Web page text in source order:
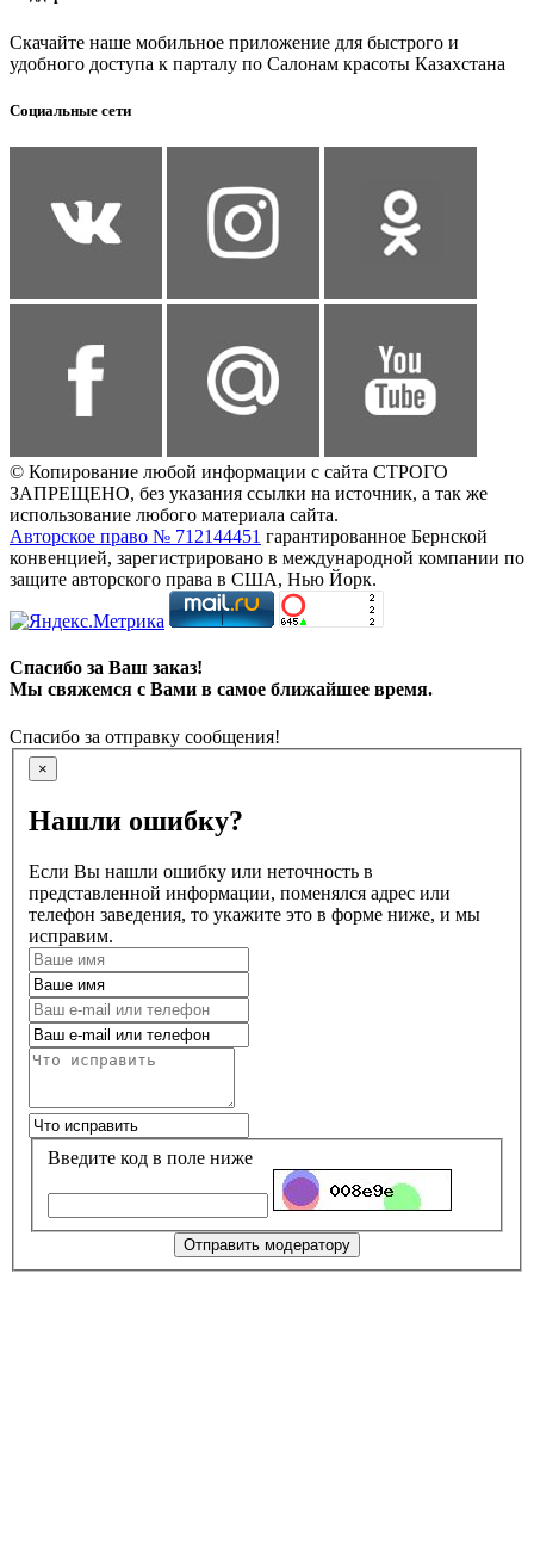
Скачайте наше мобильное приложение для быстрого и
удобного доступа к парталу по Салонам красоты Казахстана
Социальные сети
© Копирование любой информации с сайта СТРОГО
ЗАПРЕЩЕНО, без указания ссылки на источник, а так же
использование любого материала сайта.
Авторское право № 712144451 гарантированное Бернской
конвенцией, зарегистрировано в международной компании по
защите авторского права в США, Нью Йорк.
Спасибо за Ваш заказ!
Мы свяжемся с Вами в самое ближайшее время.
Спасибо за отправку сообщения!
×
Нашли ошибку?
Если Вы нашли ошибку или неточность в
представленной информации, поменялся адрес или
телефон заведения, то укажите это в форме ниже, и мы
исправим.
Введите код в поле ниже
Отправить модератору